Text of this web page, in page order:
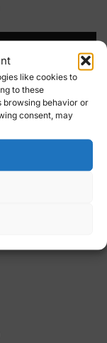
like cookies to
to these
browsing behavior or
consent, may
er:
kr. 20,00.